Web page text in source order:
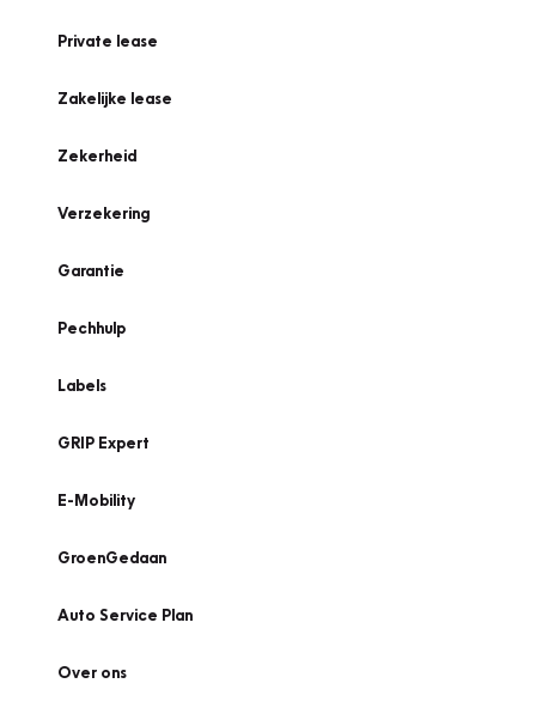
Private lease
Zakelijke lease
Zekerheid
Verzekering
Garantie
Pechhulp
Labels
GRIP Expert
E-Mobility
GroenGedaan
Auto Service Plan
Over ons